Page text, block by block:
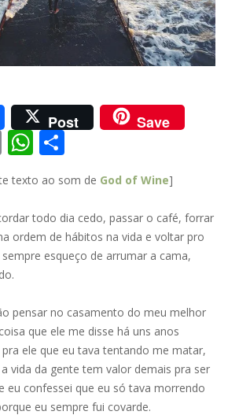
Post Save
E
m
ai
l
W
at
s
A
p
ar
e
texto ao som de God of Wine]
todo dia cedo, passar o café, forrar
ordem de hábitos na vida e voltar pro
esqueço de arrumar a cama,
pensar no casamento do meu melhor
que ele me disse há uns anos
ele que eu tava tentando me matar,
vida da gente tem valor demais pra ser
eu confessei que eu só tava morrendo
eu sempre fui covarde.